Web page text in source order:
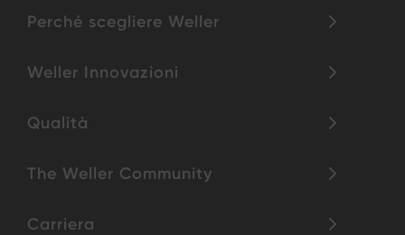
Perché scegliere Weller
Weller Innovazioni
Qualità
The Weller Community
Carriera